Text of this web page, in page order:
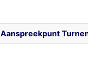
Aanspreekpunt